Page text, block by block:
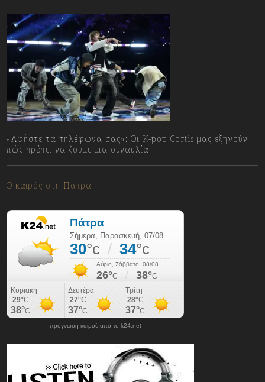
«Αφήστε τα τηλέφωνα σας»: Οι K-pop Cortis μας εξηγούν
πώς πρέπει να ζούμε μια συναυλία
Ο καιρός στη Πάτρα
πρόγνωση καιρού από το k24.net